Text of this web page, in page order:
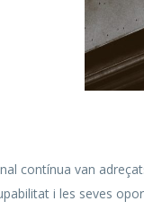
contínua van
i les seves